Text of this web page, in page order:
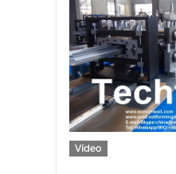
Vídeo